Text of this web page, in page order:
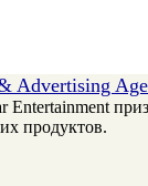
Advertising
Entertainment
продуктов.